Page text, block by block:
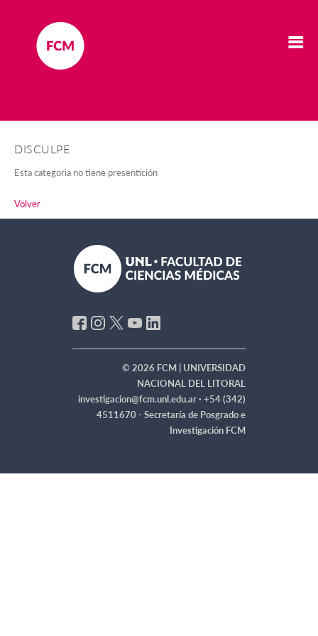
DISCULPE
Esta categoria no tiene presentición
Volver
© 2026 FCM | UNIVERSIDAD
NACIONAL DEL LITORAL
investigacion@fcm.unl.edu.ar ·+54 (342)
4511670 - Secretaría de Posgrado e
Investigación FCM